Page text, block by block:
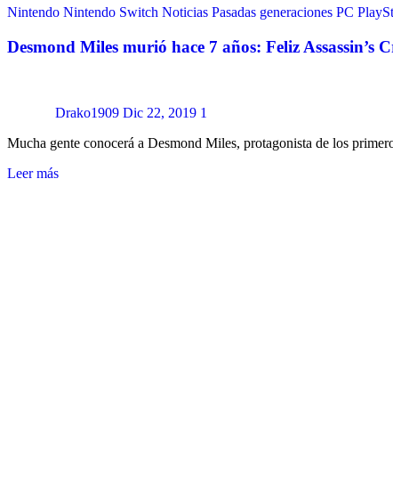
Nintendo Nintendo Switch Noticias Pasadas generaciones PC
Desmond Miles murió hace 7 años: Feliz Assassin’s
Drako1909 Dic 22, 2019 1
Mucha gente conocerá a Desmond Miles, protagonista de los
Leer más